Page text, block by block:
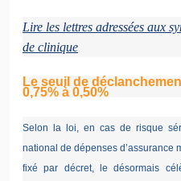
Lire les lettres adressées aux
de clinique
Le seuil de
0,75% à 0,50%
Selon la loi, en cas de risque
national de dépenses d’assurance
fixé par décret, le désormais